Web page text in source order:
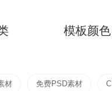
模板颜色
材 免费PSD素材